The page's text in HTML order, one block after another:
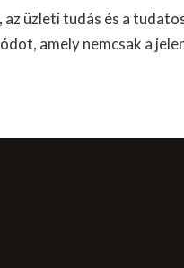
üzleti tudás és a
amely nemcsak a